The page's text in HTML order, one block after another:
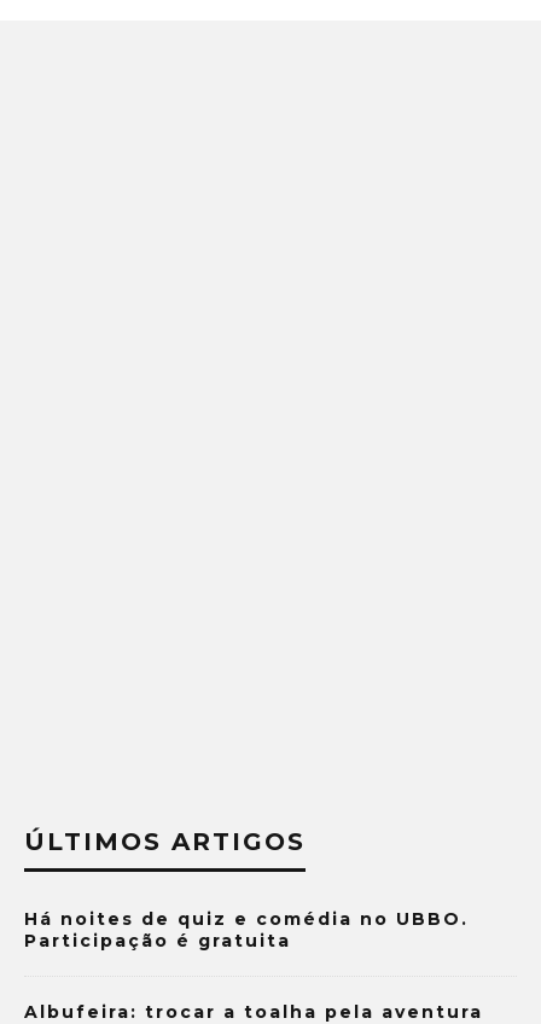
ÚLTIMOS ARTIGOS
Há noites de quiz e comédia no UBBO.
Participação é gratuita
Albufeira: trocar a toalha pela aventura